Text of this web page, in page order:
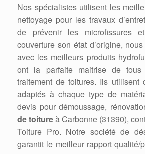
Nos spécialistes utilisent les
nettoyage pour les travaux
de prévenir les microfissures
couverture son état d’origine,
avec les meilleurs produits
ont la parfaite maitrise de
traitement de toitures. Ils utilisent
adaptés à chaque type de
devis pour démoussage,
de toitureà Carbonne (31390),
Toiture Pro. Notre société de
garantit le meilleur rapport qualité/